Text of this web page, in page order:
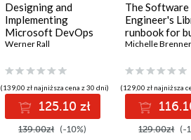
Designing and
Implementing
Microsoft DevOps
Solutions AZ 400
Gain Azure DevOps
expertise, pass the
AZ-400 with
confidence, and
boost your cloud
career
Werner Rall
(139,00 zł najniższa cena z 30 dni)
125.10 zł
139.00zł (-10%)
The Software
Engineer's
runbook for
reliable
Michelle Brenner
(129,00 zł najniższa
129.00zł (-